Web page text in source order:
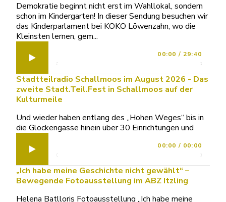
Demokratie beginnt nicht erst im Wahllokal, sondern
schon im Kindergarten! In dieser Sendung besuchen wir
das Kinderparlament bei KOKO Löwenzahn, wo die
Kleinsten lernen, gem...
00:00 / 29:40
Stadtteilradio Schallmoos im August 2026 - Das
zweite Stadt.Teil.Fest in Schallmoos auf der
Kulturmeile
Und wieder haben entlang des „Hohen Weges“ bis in
die Glockengasse hinein über 30 Einrichtungen und
00:00 / 00:00
„Ich habe meine Geschichte nicht gewählt“ –
Bewegende Fotoausstellung im ABZ Itzling
Helena Batlloris Fotoausstellung „Ich habe meine